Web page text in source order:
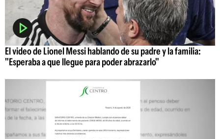
El video de Lionel Messi hablando de su padre y la familia:
"Esperaba a que llegue para poder abrazarlo"